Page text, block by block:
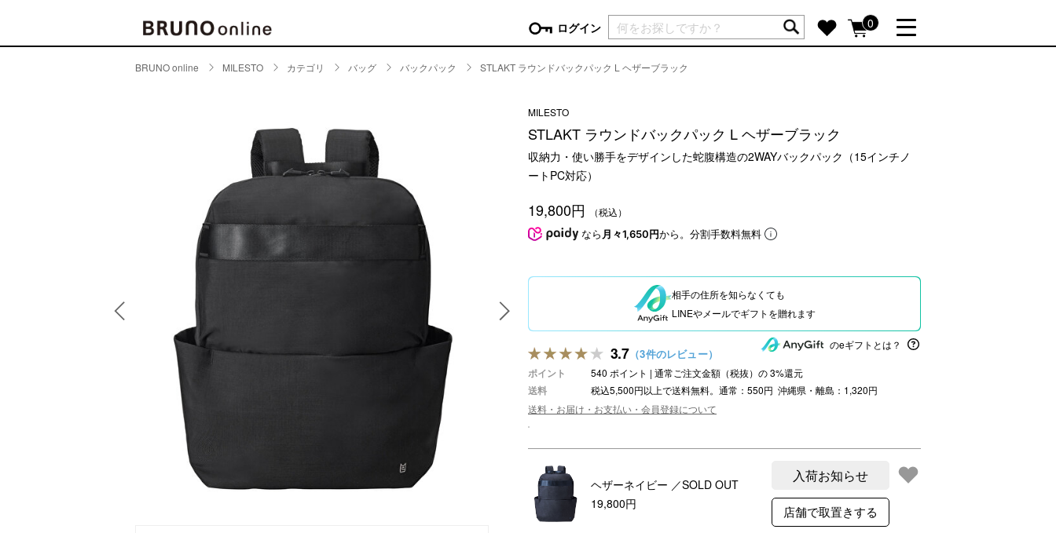
ログイン
ログイン
パスワードをお忘れの方はこちら＞
新規会員登録
0
現在カートには商品が入っていません。
特集一覧
ランキング
コラム
ニュース
キッチン家電
食器
キッチンファブリック
インテリア
生活家電
ファブリック
ランチバッグ・クーラートート
その他ピクニックアイテム
ビューティー more
ボディケア
アロマ
ベビー・キッズアイテム more
おもちゃ・トイ
その他ベビー・キッズアイテム
出産祝い
おまとめ割引
SUPPORT
ご利用案内
ギフトサービス
BRUNO online MILESTO カテゴリ バッグ バックパック STLAKT ラウンドバックパック L ヘザーブラック
MILESTO
STLAKT ラウンドバックパック L ヘザーブラック
収納力・使い勝手をデザインした蛇腹構造の2WAYバックパック（15インチノ
ートPC対応）
19,800円 （税込）
なら 月々1,650円から。分割手数料無料
相手の住所を知らなくても
LINEやメールでギフトを贈れます
のeギフトとは？
3.7（3件のレビュー）
ポイント 540 ポイント | 通常ご注文金額（税抜）の3%還元
送料
税込5,500円以上で送料無料。通常：550円 沖縄県・離島：1,320円
送料・お届け・お支払い・会員登録について
ヘザーネイビー ／SOLD OUT
19,800円
入荷お知らせ